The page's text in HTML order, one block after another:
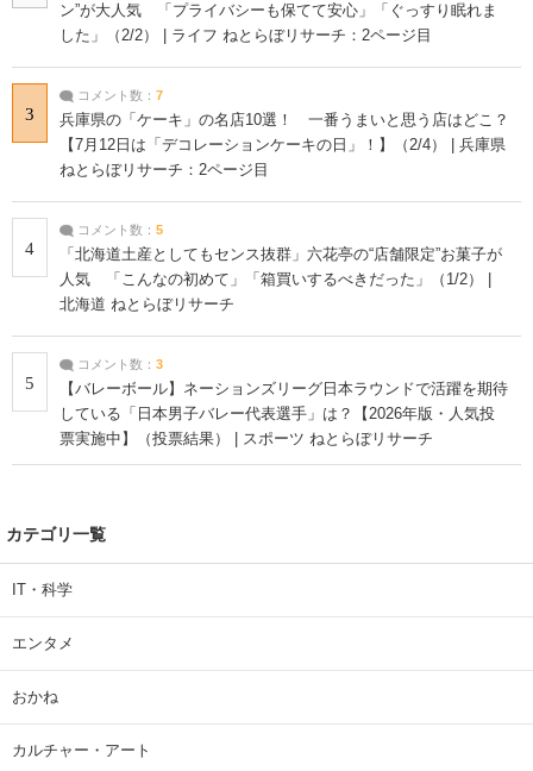
ン”が大人気 「プライバシーも保てて安心」「ぐっすり眠れま
した」（2/2） | ライフ ねとらぼリサーチ：2ページ目
3
コメント数： 7
兵庫県の「ケーキ」の名店10選！ 一番うまいと思う店はどこ？
【7月12日は「デコレーションケーキの日」！】（2/4） | 兵庫県
ねとらぼリサーチ：2ページ目
4
コメント数： 5
「北海道土産としてもセンス抜群」六花亭の“店舗限定”お菓子が
人気 「こんなの初めて」「箱買いするべきだった」（1/2） |
北海道 ねとらぼリサーチ
5
コメント数： 3
【バレーボール】ネーションズリーグ日本ラウンドで活躍を期待
している「日本男子バレー代表選手」は？【2026年版・人気投
票実施中】（投票結果） | スポーツ ねとらぼリサーチ
カテゴリ一覧
IT・科学
エンタメ
おかね
カルチャー・アート